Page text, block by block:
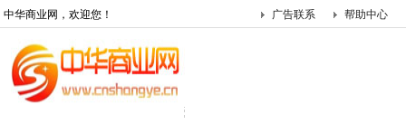
中华商业网，欢迎您！ 帮助中心
广告联系